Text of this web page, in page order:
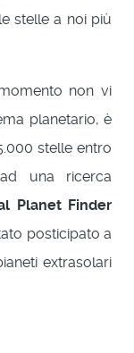
stelle a noi più
non vi
planetario, è
stelle entro
una ricerca
Planet Finder
posticipato a
extrasolari